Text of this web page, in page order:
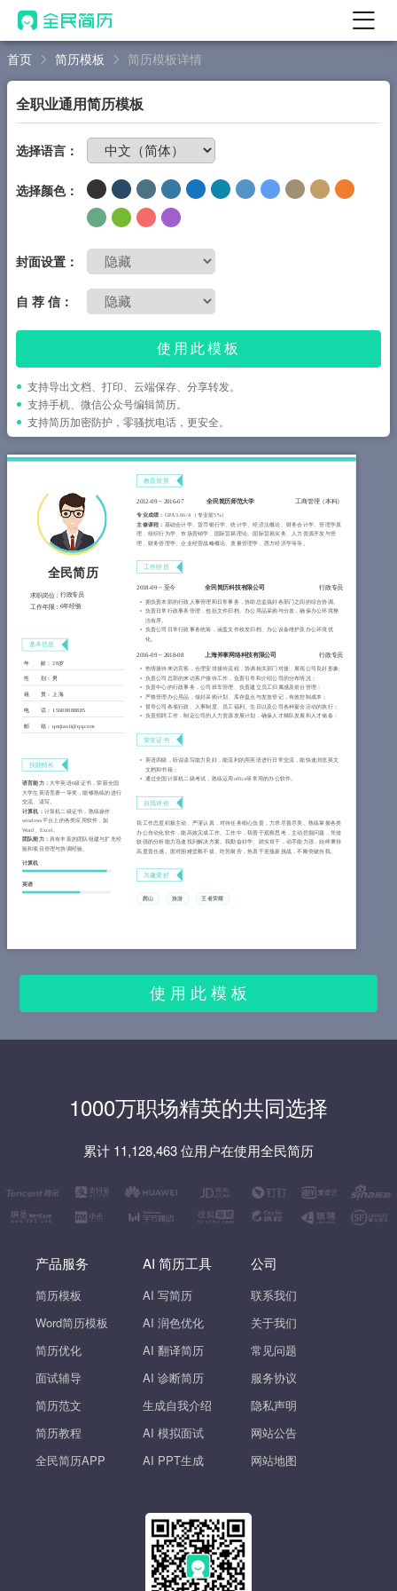
首页
AI 简历工具
AI 优化简历
AI 翻译简历
AI 诊断简历
AI 模拟面试
面试自我介绍
简历教程
登录 / 注册
首页 简历模板 简历模板详情
全职业通用简历模板
选择语言：
选择颜色：
封面设置：
自 荐 信：
使用此模板
支持导出文档、打印、云端保存、分享转发。
支持手机、微信公众号编辑简历。
支持简历加密防护，零骚扰电话，更安全。
全民简历
求职岗位： 行政专员
工作年限： 6年经验
基本信息
年 龄： 28岁
性 别： 男
籍 贯： 上海
电 话： 15688888885
邮 箱： qmjianli@qq.com
技能特长
语言能力： 大学英语6级证书，荣获全国
大学生英语竞赛一等奖，能够熟练的进行
交流、读写。
计算机： 计算机二级证书，熟练操作
windows平台上的各类应用软件，如
Word、Excel。
团队能力： 具有丰富的团队组建与扩充经
验和项目管理与协调经验。
计算机
英语
教育背景
2012-09~2016-07 全民简历师范大学 工商管理（本科）
专业成绩： GPA 3.66/4 （专业前5%）
主修课程： 基础会计学、货币银行学、统计学、经济法概论、财务会计学、管理学原
理、组织行为学、市场营销学、国际贸易理论、国际贸易实务、人力资源开发与管
理、财务管理学、企业经营战略概论、质量管理学、西方经济学等等。
工作经历
2018-09~至今 全民简历科技有限公司 行政专员
拥负责本部的行政人事管理和日常事务，协助总监搞好各部门之间的综合协调。
负责日常行政事务管理，包括文件归档、办公用品采购与分发，确保办公环境整
洁有序。
负责公司日常行政事务统筹，涵盖文件收发归档、办公设备维护及办公环境优
化。
2016-09~2018-08 上海斧掌网络科技有限公司 行政专员
热情接待来访宾客，合理安排接待流程，协调相关部门对接，展现公司良好形象;
负责公司总部的来访客户接待工作，负责引导和介绍公司的分布情况；
负责中心的行政事务，公司班车管理、负责建立员工归属感及前台管理；
严格管理办公用品，做好采购计划、库存盘点与发放登记，有效控制成本；
督导公司各项行政、人事制度、员工福利、生日以及公司各种宴会活动的执行；
负责招聘工作，制定公司的人力资源发展计划，确保人才梯队发展和人才储备；
荣誉证书
英语四级，听说读写能力良好，能流利的用英语进行日常交流，能快速浏览英文
文档和书籍；
通过全国计算机二级考试，熟练运用office等常用的办公软件。
自我评价
我工作态度积极主动、严谨认真，对待任务细心负责，力求尽善尽美。熟练掌握各类
办公自动化软件，能高效完成工作。工作中，我善于观察思考，主动挖掘问题，凭借
较强的分析能力迅速找到解决方案。我勤奋好学、踏实肯干，动手能力强，始终秉持
高度责任感。面对困难坚毅不拔、吃苦耐劳，热衷于迎接新挑战，不断突破自我。
兴趣爱好
爬山 旅游 王者荣耀
使 用 此 模 板
1000万职场精英的共同选择
累计 11,128,463 位用户在使用全民简历
产品服务
简历模板
Word简历模板
简历优化
面试辅导
简历范文
简历教程
全民简历APP
AI 简历工具
AI 写简历
AI 润色优化
AI 翻译简历
AI 诊断简历
生成自我介绍
AI 模拟面试
AI PPT生成
公司
联系我们
关于我们
常见问题
服务协议
隐私声明
网站公告
网站地图